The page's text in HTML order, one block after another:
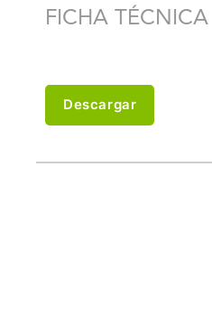
FICHA TÉCNICA
Descargar